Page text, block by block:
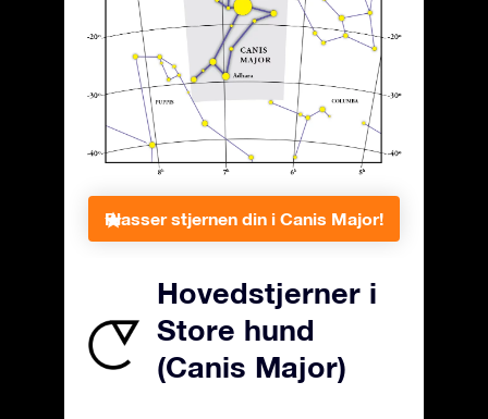
Plasser stjernen din i Canis Major!
Hovedstjerner i
Store hund
(Canis Major)